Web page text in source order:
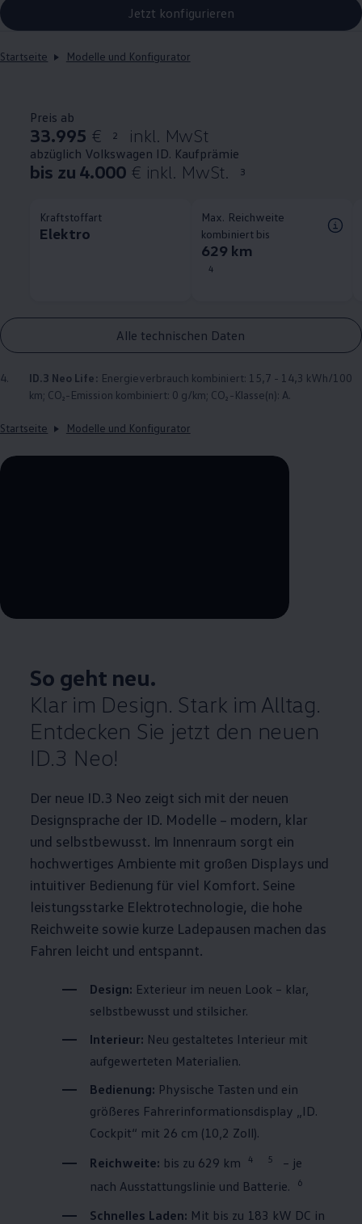
Jetzt konfigurieren
Startseite Modelle und Konfigurator
Preis ab
33.995 € 2 inkl. MwSt
abzüglich Volkswagen ID. Kaufprämie
bis zu 4.000 € inkl. MwSt. 3
Kraftstoffart
Elektro
Max. Reichweite
kombiniert bis
629 km
4
Alle technischen Daten
4. ID.3 Neo Life: Energieverbrauch kombiniert: 15,7 - 14,3 kWh/100
km; CO₂-Emission kombiniert: 0 g/km; CO₂-Klasse(n): A.
Startseite Modelle und Konfigurator
So geht neu.
Klar im Design. Stark im Alltag.
Entdecken Sie jetzt den neuen
ID.3 Neo!
Der neue ID.3 Neo zeigt sich mit der neuen
Designsprache der ID. Modelle – modern, klar
und selbstbewusst. Im Innenraum sorgt ein
hochwertiges Ambiente mit großen Displays und
intuitiver Bedienung für viel Komfort. Seine
leistungsstarke Elektrotechnologie, die hohe
Reichweite sowie kurze Ladepausen machen das
Fahren leicht und entspannt.
Design: Exterieur im neuen Look – klar,
selbstbewusst und stilsicher.
Interieur: Neu gestaltetes Interieur mit
aufgewerteten Materialien.
Bedienung: Physische Tasten und ein
größeres Fahrerinformationsdisplay „ID.
Cockpit“ mit 26 cm (10,2 Zoll).
Reichweite: bis zu 629 km 4 5
– je
nach Ausstattungslinie und Batterie.
6
Schnelles Laden: Mit bis zu 183 kW DC in